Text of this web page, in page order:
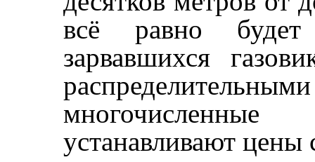
всё равно
зарвавшихся
устанавливают цены